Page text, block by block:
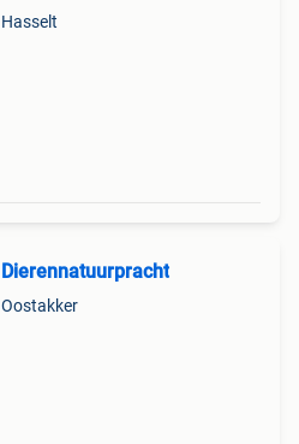
Hasselt
Dierennatuurpracht
Oostakker